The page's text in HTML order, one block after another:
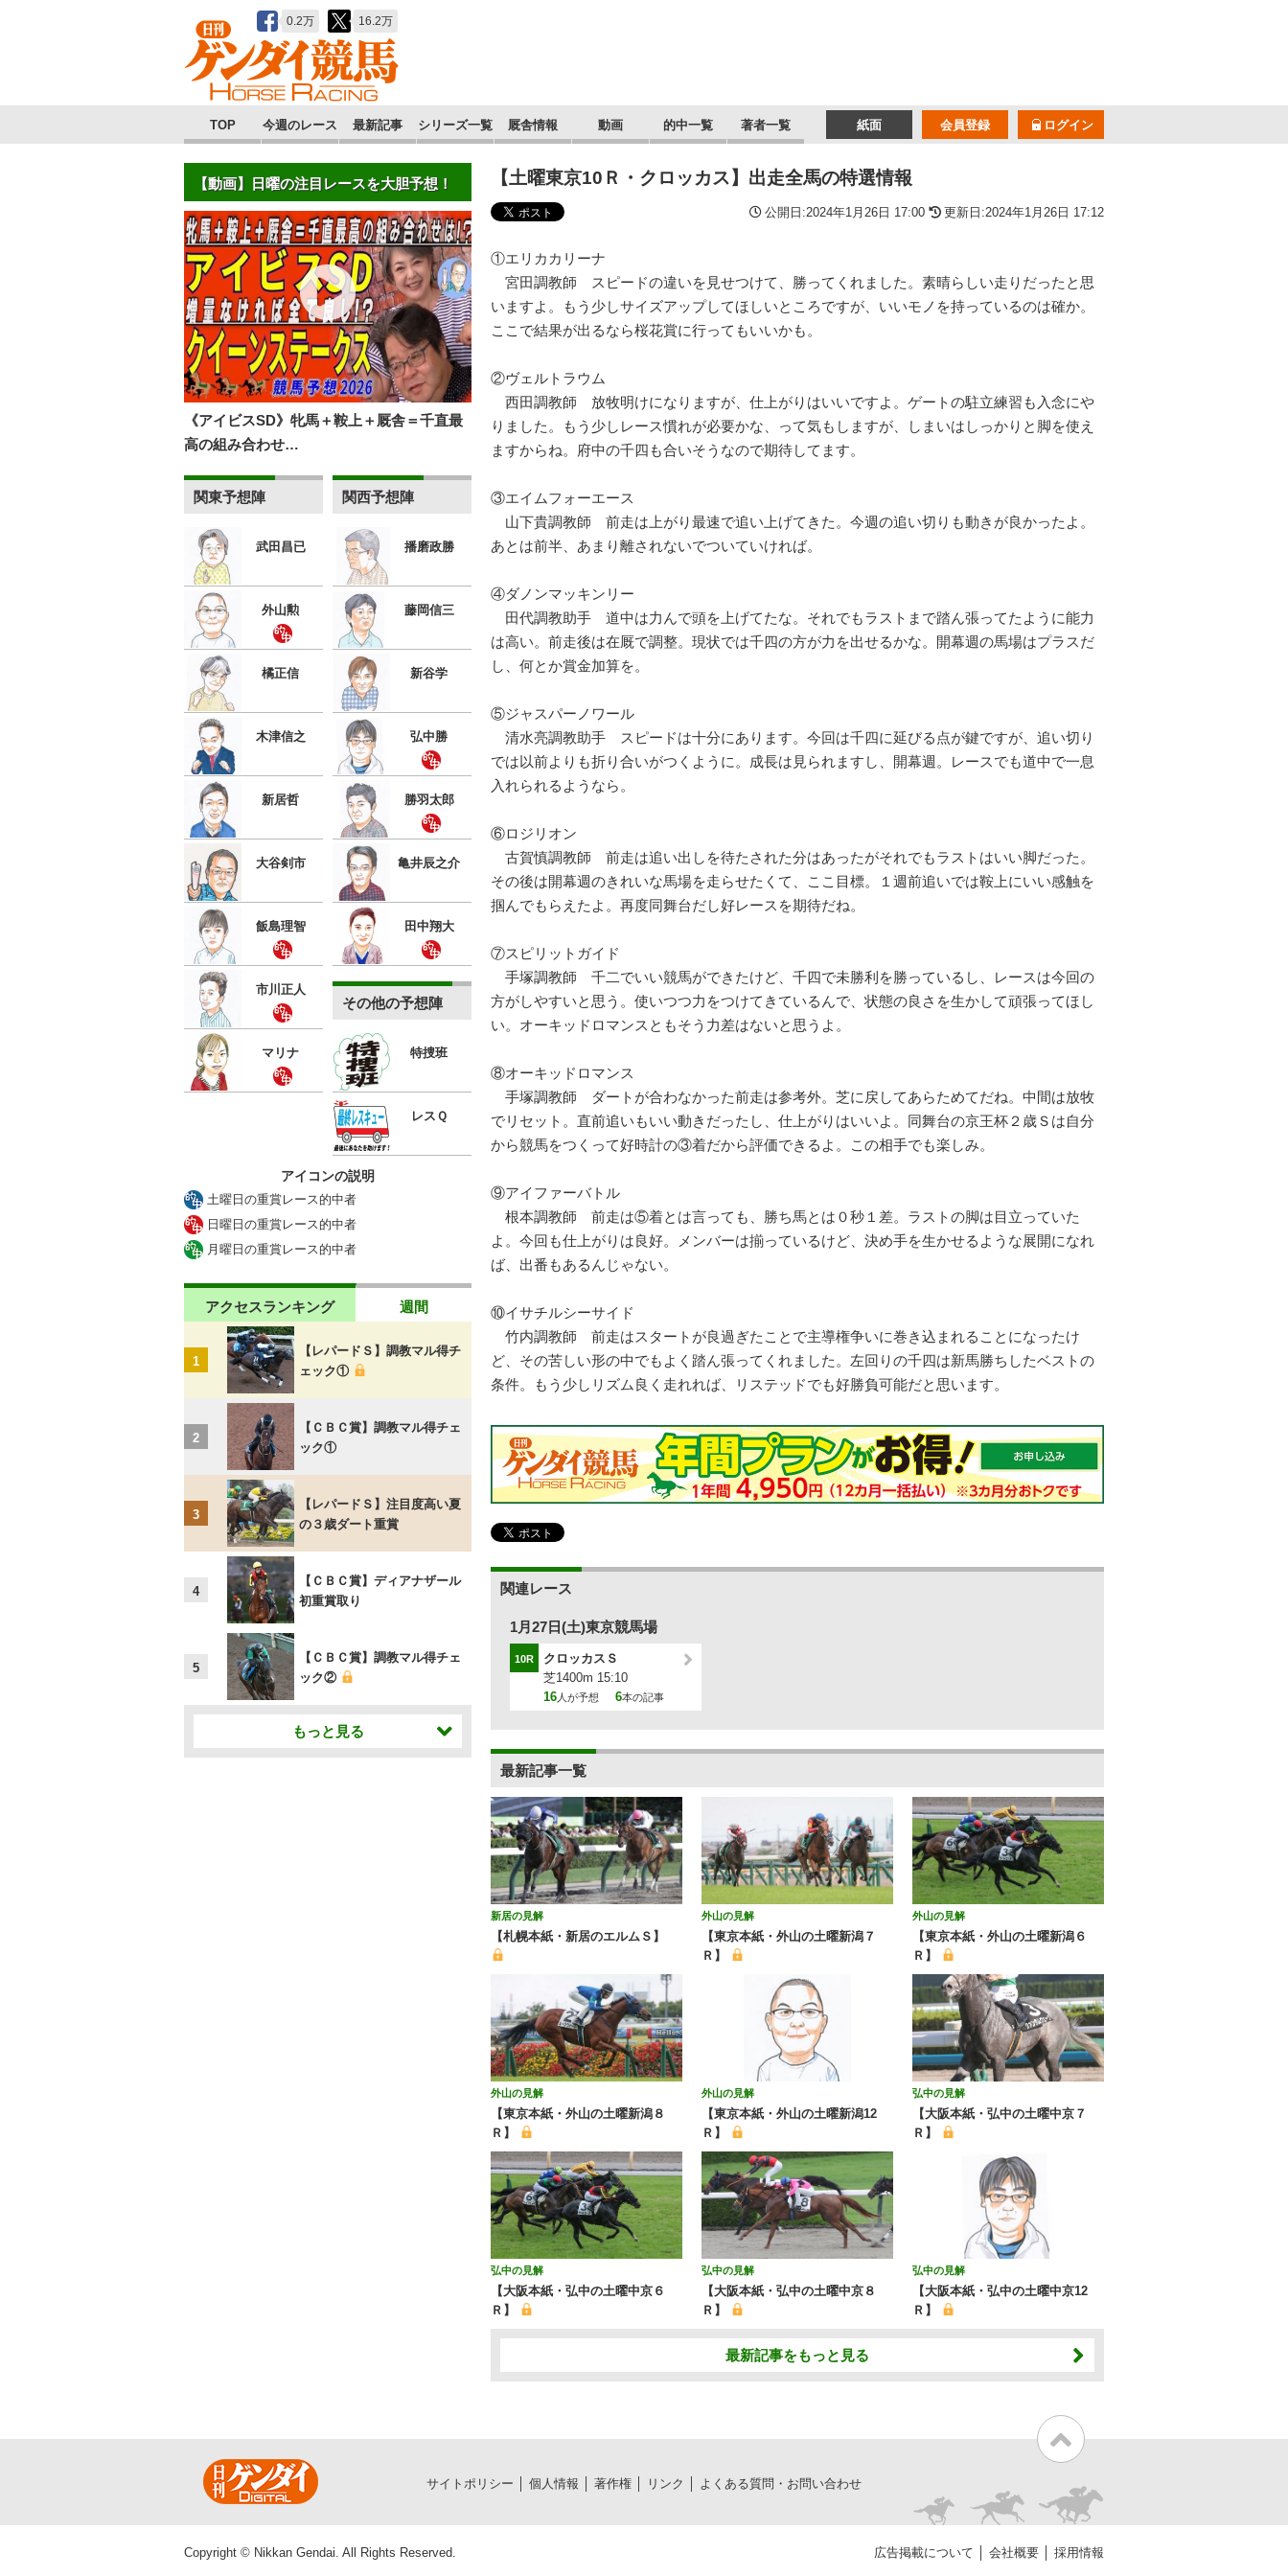
0.2万 16.2万
TOP 今週のレース 最新記事 シリーズ一覧 厩舎情報 動画 的中一覧 著者一覧 ログイン
会員登録
紙面
【土曜東京10Ｒ・クロッカス】出走全馬の特選情報
公開日:2024年1月26日 17:00 更新日:2024年1月26日 17:12
①エリカカリーナ
宮田調教師 スピードの違いを見せつけて、勝ってくれました。素晴らしい走りだったと思
いますよ。もう少しサイズアップしてほしいところですが、いいモノを持っているのは確か。
ここで結果が出るなら桜花賞に行ってもいいかも。
②ヴェルトラウム
西田調教師 放牧明けになりますが、仕上がりはいいですよ。ゲートの駐立練習も入念にや
りました。もう少しレース慣れが必要かな、って気もしますが、しまいはしっかりと脚を使え
ますからね。府中の千四も合いそうなので期待してます。
③エイムフォーエース
山下貴調教師 前走は上がり最速で追い上げてきた。今週の追い切りも動きが良かったよ。
あとは前半、あまり離されないでついていければ。
④ダノンマッキンリー
田代調教助手 道中は力んで頭を上げてたな。それでもラストまで踏ん張ってたように能力
は高い。前走後は在厩で調整。現状では千四の方が力を出せるかな。開幕週の馬場はプラスだ
し、何とか賞金加算を。
⑤ジャスパーノワール
清水亮調教助手 スピードは十分にあります。今回は千四に延びる点が鍵ですが、追い切り
では以前よりも折り合いがつくように。成長は見られますし、開幕週。レースでも道中で一息
入れられるようなら。
⑥ロジリオン
古賀慎調教師 前走は追い出しを待たされた分はあったがそれでもラストはいい脚だった。
その後は開幕週のきれいな馬場を走らせたくて、ここ目標。１週前追いでは鞍上にいい感触を
掴んでもらえたよ。再度同舞台だし好レースを期待だね。
⑦スピリットガイド
手塚調教師 千二でいい競馬ができたけど、千四で未勝利を勝っているし、レースは今回の
方がしやすいと思う。使いつつ力をつけてきているんで、状態の良さを生かして頑張ってほし
い。オーキッドロマンスともそう力差はないと思うよ。
⑧オーキッドロマンス
手塚調教師 ダートが合わなかった前走は参考外。芝に戻してあらためてだね。中間は放牧
でリセット。直前追いもいい動きだったし、仕上がりはいいよ。同舞台の京王杯２歳Ｓは自分
から競馬をつくって好時計の③着だから評価できるよ。この相手でも楽しみ。
⑨アイファーバトル
根本調教師 前走は⑤着とは言っても、勝ち馬とは０秒１差。ラストの脚は目立っていた
よ。今回も仕上がりは良好。メンバーは揃っているけど、決め手を生かせるような展開になれ
ば、出番もあるんじゃない。
⑩イサチルシーサイド
竹内調教師 前走はスタートが良過ぎたことで主導権争いに巻き込まれることになったけ
ど、その苦しい形の中でもよく踏ん張ってくれました。左回りの千四は新馬勝ちしたベストの
条件。もう少しリズム良く走れれば、リステッドでも好勝負可能だと思います。
関連レース
1月27日(土)東京競馬場
10R
クロッカスＳ
芝1400m 15:10
16 人が予想 6本の記事
最新記事一覧
新居の見解
【札幌本紙・新居のエルムＳ】
外山の見解
【東京本紙・外山の土曜新潟７
Ｒ】
外山の見解
【東京本紙・外山の土曜新潟６
Ｒ】
外山の見解
【東京本紙・外山の土曜新潟８
Ｒ】
外山の見解
【東京本紙・外山の土曜新潟12
Ｒ】
弘中の見解
【大阪本紙・弘中の土曜中京７
Ｒ】
弘中の見解
【大阪本紙・弘中の土曜中京６
Ｒ】
弘中の見解
【大阪本紙・弘中の土曜中京８
Ｒ】
弘中の見解
【大阪本紙・弘中の土曜中京12
Ｒ】
最新記事をもっと見る
【動画】日曜の注目レースを大胆予想！
《アイビスSD》牝馬＋鞍上＋厩舎＝千直最
高の組み合わせ…
関東予想陣
武田昌已
外山勲
橘正信
木津信之
新居哲
大谷剣市
飯島理智
市川正人
マリナ
関西予想陣
播磨政勝
藤岡信三
新谷学
弘中勝
勝羽太郎
亀井辰之介
田中翔大
その他の予想陣
特捜班
レスＱ
アイコンの説明
土曜日の重賞レース的中者
日曜日の重賞レース的中者
月曜日の重賞レース的中者
アクセスランキング 週間
1
【レパードＳ】調教マル得チ
ェック①
2
【ＣＢＣ賞】調教マル得チェ
ック①
3
【レパードＳ】注目度高い夏
の３歳ダート重賞
4
【ＣＢＣ賞】ディアナザール
初重賞取り
5
【ＣＢＣ賞】調教マル得チェ
ック②
もっと見る
サイトポリシー 個人情報 著作権 リンク よくある質問・お問い合わせ
Copyright © Nikkan Gendai. All Rights Reserved. 広告掲載について 会社概要 採用情報